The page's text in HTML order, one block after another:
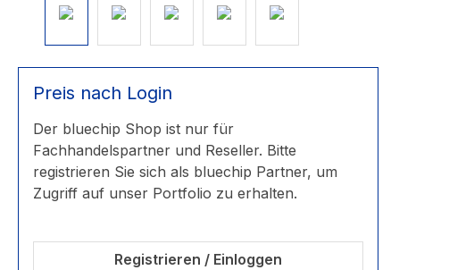
Preis nach Login
Der bluechip Shop ist nur für
Fachhandelspartner und Reseller. Bitte
registrieren Sie sich als bluechip Partner, um
Zugriff auf unser Portfolio zu erhalten.
Registrieren / Einloggen